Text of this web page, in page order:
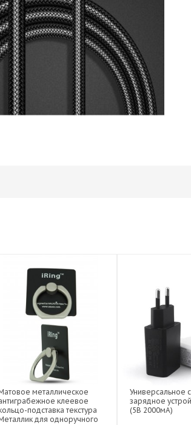
металлическое
клеевое
подставка текстура
для одноручного
Универсальное
зарядное
(5В 2000мА)